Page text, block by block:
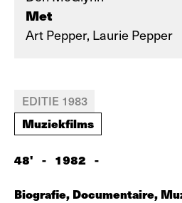
Met
Art Pepper, Laurie Pepper
EDITIE 1983
Muziekfilms
48' - 1982 -
Biografie, Documentaire,